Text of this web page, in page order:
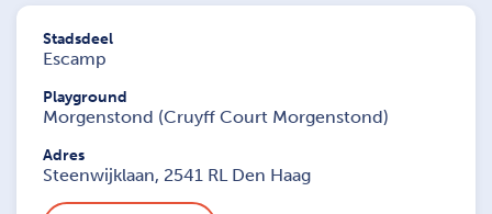
Stadsdeel
Escamp
Playground
Morgenstond (Cruyff Court Morgenstond)
Adres
Steenwijklaan, 2541 RL Den Haag